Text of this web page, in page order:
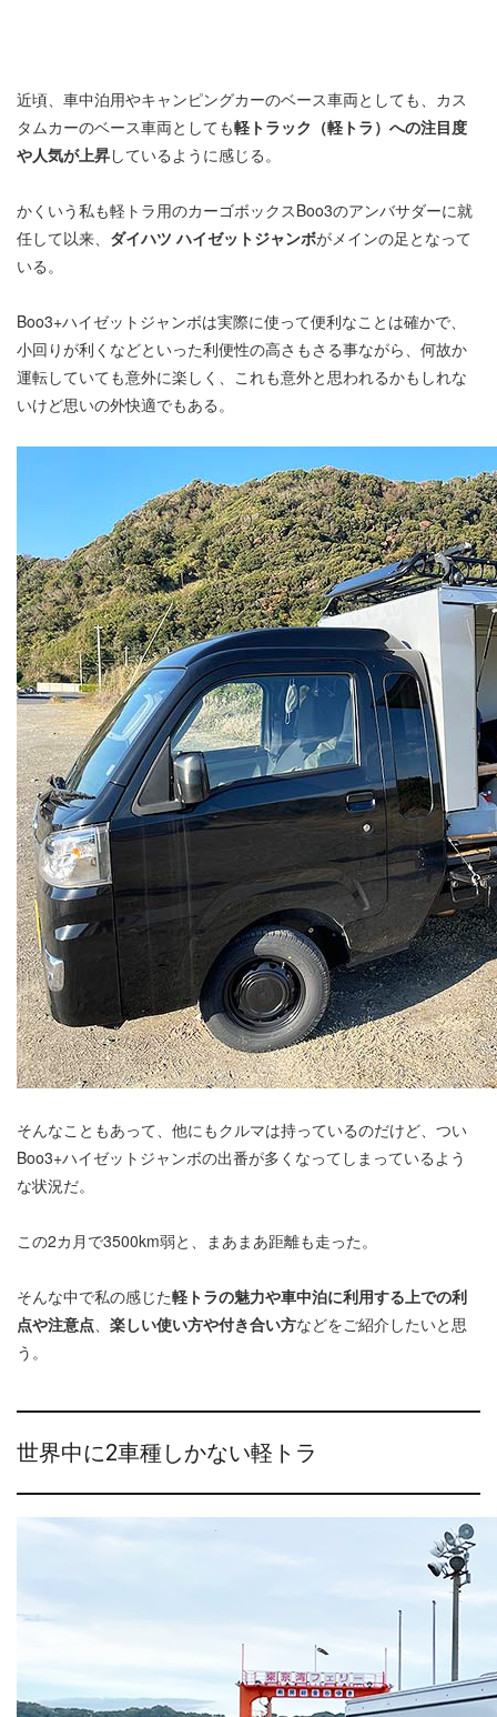
近頃、車中泊用やキャンピングカーのベース車両としても、カス
タムカーのベース車両としても軽トラック（軽トラ）への注目度
や人気が上昇しているように感じる。
かくいう私も軽トラ用のカーゴボックスBoo3のアンバサダーに就
任して以来、 ダイハツ ハイゼットジャンボがメインの足となって
いる。
Boo3+ハイゼットジャンボは実際に使って便利なことは確かで、
小回りが利くなどといった利便性の高さもさる事ながら、何故か
運転していても意外に楽しく、これも意外と思われるかもしれな
いけど思いの外快適でもある。
そんなこともあって、他にもクルマは持っているのだけど、つい
Boo3+ハイゼットジャンボの出番が多くなってしまっているよう
な状況だ。
この2カ月で3500km弱と、まあまあ距離も走った。
そんな中で私の感じた軽トラの魅力や車中泊に利用する上での利
点や注意点、 楽しい使い方や付き合い方などをご紹介したいと思
う。
世界中に2車種しかない軽トラ